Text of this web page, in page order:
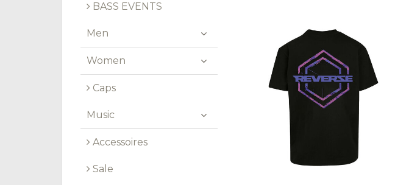
BASS EVENTS
Men
Women
Caps
Music
Accessoires
Sale